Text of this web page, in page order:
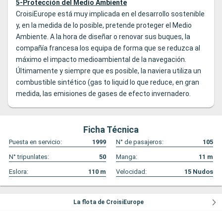
5-Protección del Medio Ambiente
CroisiEurope está muy implicada en el desarrollo sostenible
y, en la medida de lo posible, pretende proteger el Medio
Ambiente. A la hora de diseñar o renovar sus buques, la
compañía francesa los equipa de forma que se reduzca al
máximo el impacto medioambiental de la navegación.
Últimamente y siempre que es posible, la naviera utiliza un
combustible sintético (gas to liquid lo que reduce, en gran
medida, las emisiones de gases de efecto invernadero.
Ficha Técnica
Puesta en servicio: 1999 N° de pasajeros:
105
N° tripunlates:
50 Manga: 11 m
Eslora:
110 m Velocidad: 15 Nudos
La flota de CroisiEurope